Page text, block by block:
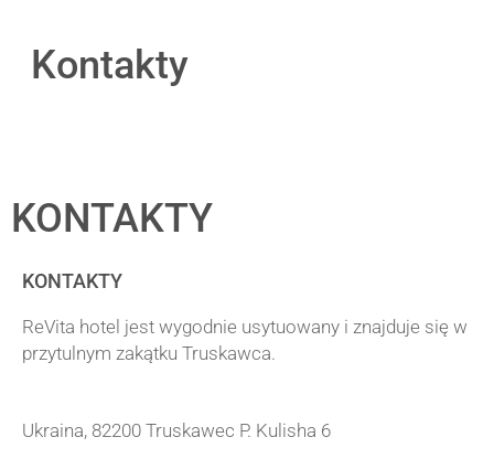
Kontakty
KONTAKTY
KONTAKTY
ReVita hotel jest wygodnie usytuowany i znajduje się w
przytulnym zakątku Truskawca.
Ukraina, 82200 Truskaweс P. Kulisha 6